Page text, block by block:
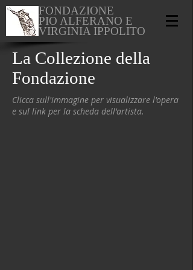
FONDAZIONE
PIO ALFERANO E
VIRGINIA IPPOLITO
La Collezione della
Fondazione
Clicca sull'immagine per visualizzare l'opera
e sul link per la scheda dell'artista.